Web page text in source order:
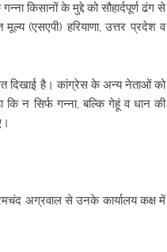
किसानों के मुद्दे को सौहार्दपूर्ण ढंग से
(एसएपी) हरियाणा, उत्तर प्रदेश व
दिखाई है। कांग्रेस के अन्य नेताओं को
न सिर्फ गन्ना, बल्कि गेहूं व धान की
अग्रवाल से उनके कार्यालय कक्ष में